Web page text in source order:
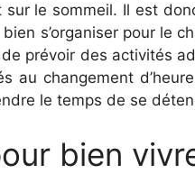
le sommeil. Il est
s’organiser pour le
prévoir des activités
au changement
le temps de se
bien